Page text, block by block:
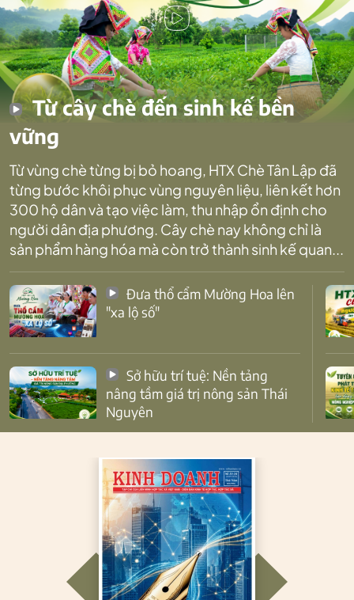
Từ cây chè đến sinh kế bền
vững
Từ vùng chè từng bị bỏ hoang, HTX Chè Tân Lập đã
từng bước khôi phục vùng nguyên liệu, liên kết hơn
300 hộ dân và tạo việc làm, thu nhập ổn định cho
người dân địa phương. Cây chè nay không chỉ là
sản phẩm hàng hóa mà còn trở thành sinh kế quan...
"xa lộ số"
nâng tầm giá trị nông sản Thái
Nguyên